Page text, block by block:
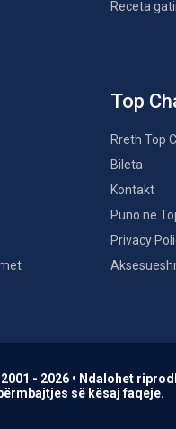
Receta
Top
Rreth Top
Bileta
Kontakt
Puno në
Privacy
- 2026 • Ndalohet
së kësaj faqeje.